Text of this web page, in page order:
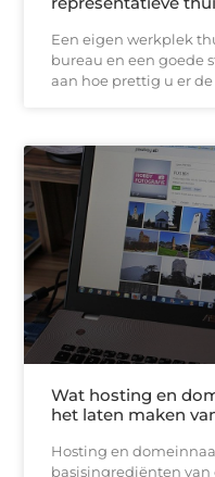
Een eigen werkplek
bureau en een goede
aan hoe prettig u er de
Wat hosting en
het laten maken
Hosting en
basisingrediënten van